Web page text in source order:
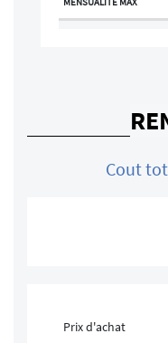
Cout
Prix d'achat